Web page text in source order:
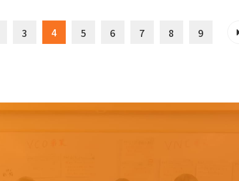
3 4 5 6 7 8 9